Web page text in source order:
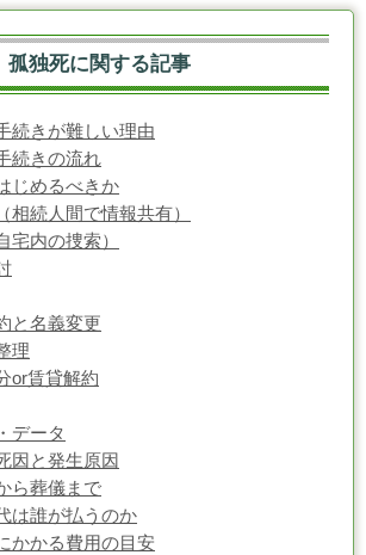
孤独死に関する記事
続きが難しい理由
続きの流れ
じめるべきか
相続人間で情報共有）
宅内の捜索）
と名義変更
理
or賃貸解約
データ
因と発生原因
ら葬儀まで
は誰が払うのか
かかる費用の目安